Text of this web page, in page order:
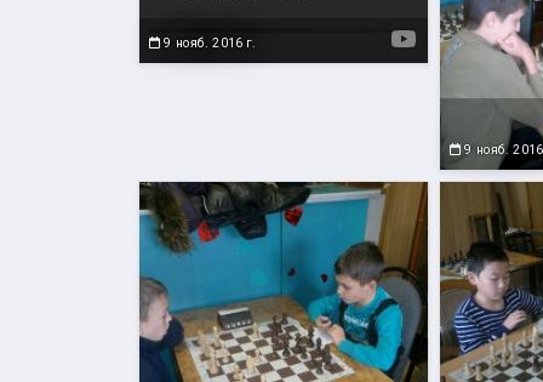
Шахматный турнир в Холмске
9 нояб. 2016 г.
9 нояб.